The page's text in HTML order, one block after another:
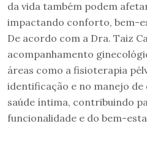
da vida também podem
impactando conforto, bem-
De acordo com a Dra. Taiz
acompanhamento
áreas como a fisioterapia
identificação e no manejo de
saúde íntima, contribuindo
funcionalidade e do bem-